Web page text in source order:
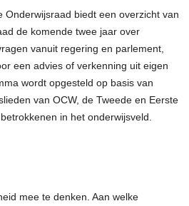
Onderwijsraad biedt een overzicht van
de komende twee jaar over
vanuit regering en parlement,
een advies of verkenning uit eigen
wordt opgesteld op basis van
van OCW, de Tweede en Eerste
in het onderwijsveld.
mee te denken. Aan welke